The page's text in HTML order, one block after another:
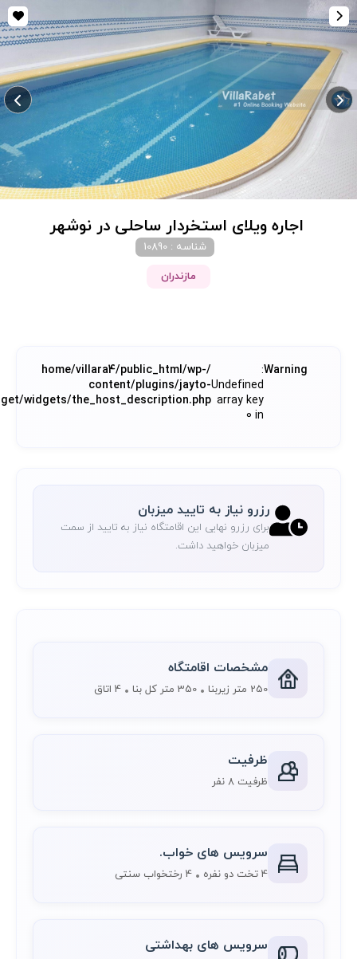
اجاره ویلای استخردار ساحلی در نوشهر
شناسه : 10890
مازندران
Warning
:
Undefined
array key
0 in
/home/villara4/public_html/wp-
content/plugins/jayto-
widgets/the_host_description.php
رزرو نیاز به تایید میزبان
برای رزرو نهایی این اقامتگاه نیاز به تایید از سمت
میزبان خواهید داشت.
مشخصات اقامتگاه
250 متر زیربنا 350 متر کل بنا 4 اتاق
ظرفیت
ظرفیت 8 نفر
سرویس های خواب.
4 تخت دو نفره 4 رختخواب سنتی
سرویس های بهداشتی